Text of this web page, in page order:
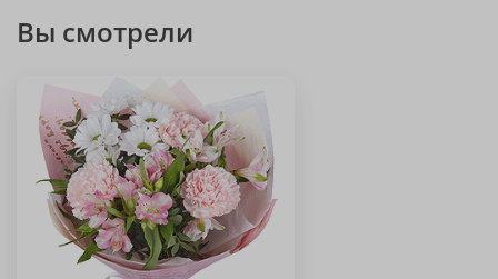
Вы смотрели